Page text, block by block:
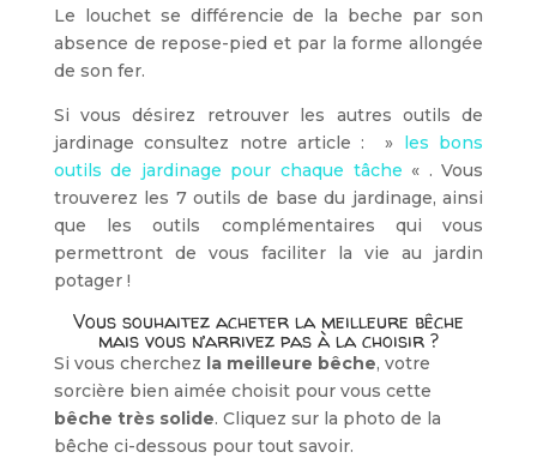
Le louchet se différencie de la beche par son
absence de repose-pied et par la forme allongée
de son fer.
Si vous désirez retrouver les autres outils de
jardinage consultez notre article : » les bons
outils de jardinage pour chaque tâche « . Vous
trouverez les 7 outils de base du jardinage, ainsi
que les outils complémentaires qui vous
permettront de vous faciliter la vie au jardin
potager !
Vous souhaitez acheter la meilleure bêche
mais vous n’arrivez pas à la choisir ?
Si vous cherchez la meilleure bêche, votre
sorcière bien aimée choisit pour vous cette
bêche très solide. Cliquez sur la photo de la
bêche ci-dessous pour tout savoir.